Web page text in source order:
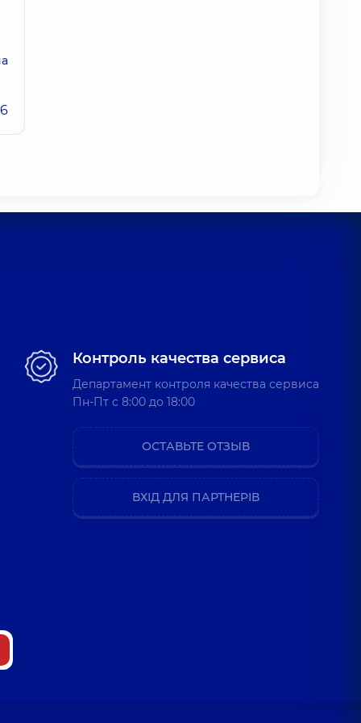
Контроль качества сервиса
Департамент контроля качества сервиса
Пн-Пт c 8:00 до 18:00
ОСТАВЬТЕ ОТЗЫВ
ВХІД ДЛЯ ПАРТНЕРІВ